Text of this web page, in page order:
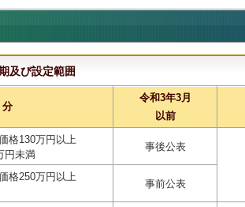
及び設定範囲
令和3年3月
以前
格130万円以上
円未満
事後公表
格250万円以上
事前公表